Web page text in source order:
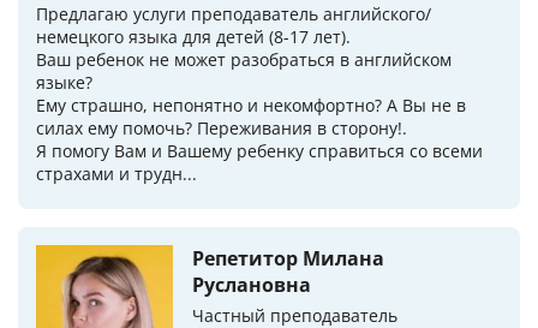
Предлагаю услуги преподаватель английского/
немецкого языка для детей (8-17 лет).
Ваш ребенок не может разобраться в английском
языке?
Ему страшно, непонятно и некомфортно? А Вы не в
силах ему помочь? Переживания в сторону!.
Я помогу Вам и Вашему ребенку справиться со всеми
страхами и трудн...
Репетитор Милана
Руслановна
Частный преподаватель